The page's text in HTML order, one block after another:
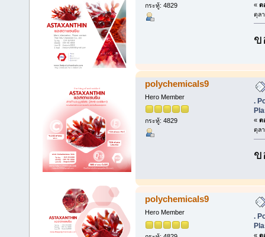
กระทู้: 4829 « ต
ตุล
ข
polychemicals9
Hero Member
กระทู้: 4829
.
« ต
ตุล
ข
polychemicals9
Hero Member
.
« ต